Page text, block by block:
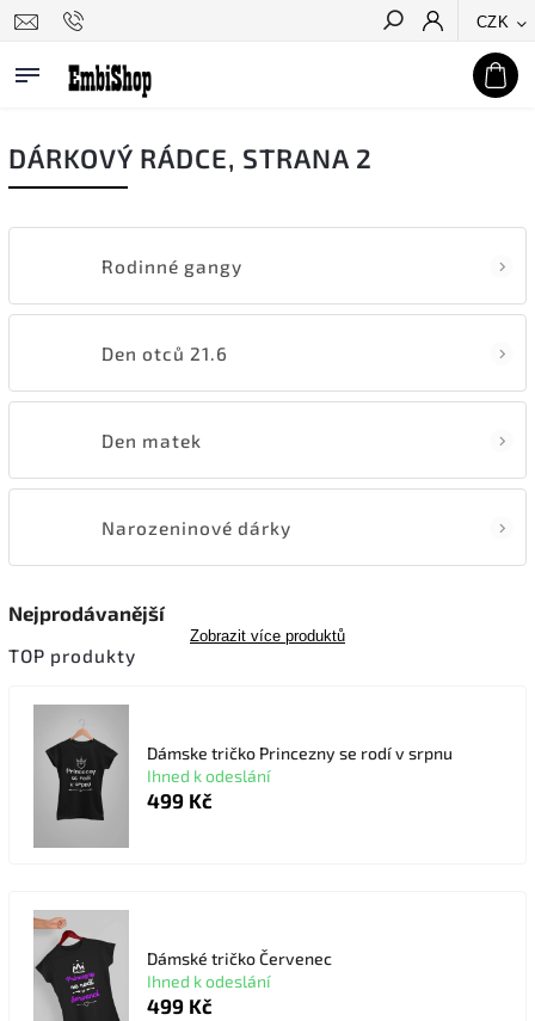
CZK
Hledat
DÁRKOVÝ RÁDCE, STRANA 2
Rodinné gangy
Den otců 21.6
Den matek
Narozeninové dárky
Nejprodávanější
Zobrazit více produktů
TOP produkty
Dámske tričko Princezny se rodí v srpnu
Ihned k odeslání
499 Kč
Dámské tričko Červenec
Ihned k odeslání
499 Kč